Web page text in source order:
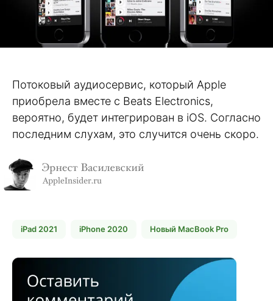
Потоковый аудиосервис, который Apple
приобрела вместе с Beats Electronics,
вероятно, будет интегрирован в iOS. Согласно
последним слухам, это случится очень скоро.
iPad 2021 iPhone 2020 Новый MacBook Pro